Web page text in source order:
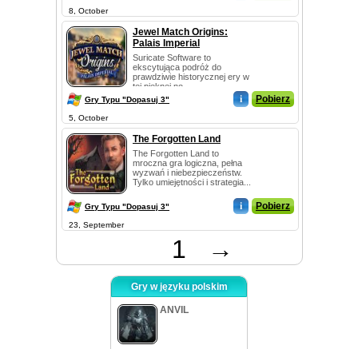
8, October
Jewel Match Origins:
Palais Imperial
Suricate Software to
ekscytująca podróż do
prawdziwie historycznej ery w
tej pięknej no...
Gry Typu "Dopasuj 3" i Pobierz
5, October
The Forgotten Land
The Forgotten Land to
mroczna gra logiczna, pełna
wyzwań i niebezpieczeństw.
Tylko umiejętności i strategia...
Gry Typu "Dopasuj 3" i Pobierz
23, September
1 →
Gry w języku polskim
ANVIL